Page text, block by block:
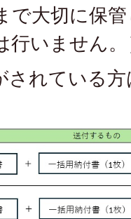
で大切に保
行いません
されている